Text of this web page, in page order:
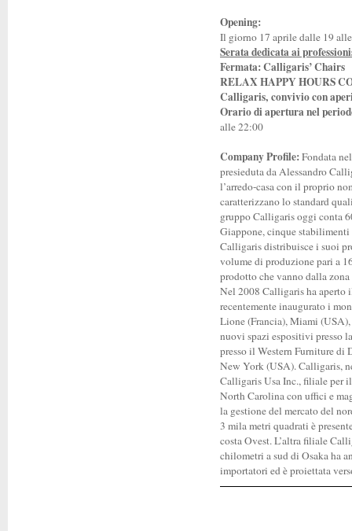
Opening:
Il giorno 17 aprile dalle 19
Serata dedicata ai
Fermata: Calligaris’ Chairs
RELAX HAPPY HOURS
Calligaris, convivio con
Orario di apertura nel
alle 22:00
Company Profile:Fondata
presieduta da Alessandro
l’arredo-casa con il proprio
caratterizzano lo standard
gruppo Calligaris oggi conta
Giappone, cinque
Calligaris distribuisce i suoi
volume di produzione pari a
prodotto che vanno dalla
Nel 2008 Calligaris ha aperto
recentemente inaugurato i
Lione (Francia), Miami
nuovi spazi espositivi presso
presso il Western Furniture di
New York (USA). Calligaris,
Calligaris Usa Inc., filiale per
North Carolina con uffici e
la gestione del mercato del
3 mila metri quadrati è
costa Ovest. L’altra filiale
chilometri a sud di Osaka ha
importatori ed è proiettata